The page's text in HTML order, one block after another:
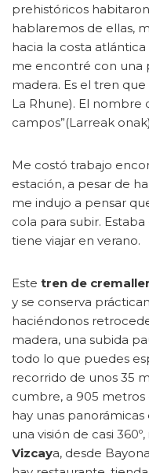
prehistóricos
hablaremos de ellas,
hacia la costa
me encontré con una
madera. Es el tren
La Rhune). El nombre
campos”(Larreak
Me costó trabajo
estación, a pesar de
me indujo a pensar
cola para subir.
tiene viajar en verano.
Este tren de
y se conserva
haciéndonos
madera, una subida
todo lo que puedes
recorrido de unos 35
cumbre, a 905
hay unas
una visión de casi
Vizcaya, desde